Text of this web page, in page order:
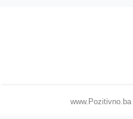
www.Pozitivno.ba